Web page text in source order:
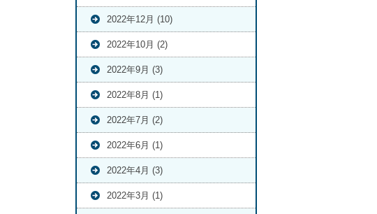
2022年12月 (10)
2022年10月 (2)
2022年9月 (3)
2022年8月 (1)
2022年7月 (2)
2022年6月 (1)
2022年4月 (3)
2022年3月 (1)